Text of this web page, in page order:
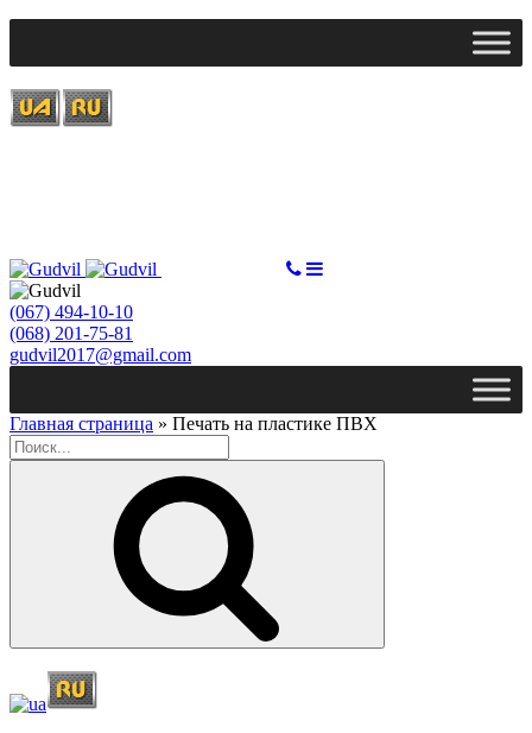
(067) 494-10-10
(068) 201-75-81
gudvil2017@gmail.com
Главная страница » Печать на пластике ПВХ
Поиск